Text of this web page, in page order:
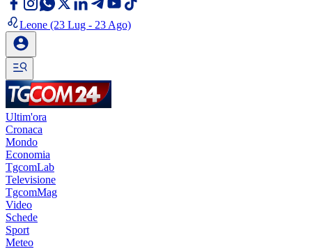
Leone (23 Lug - 23 Ago)
Ultim'ora
Cronaca
Mondo
Economia
TgcomLab
Televisione
TgcomMag
Video
Schede
Sport
Meteo